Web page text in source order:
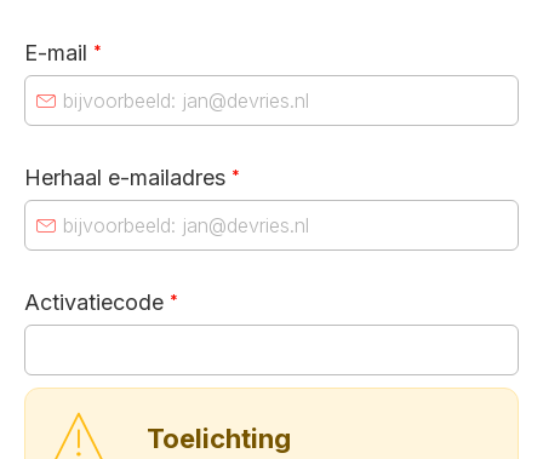
E-mail *
Herhaal e-mailadres *
Activatiecode *
Toelichting